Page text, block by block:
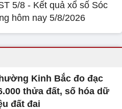
5/8 - Kết quả xổ số Sóc
hôm nay 5/8/2026
Kinh Bắc đo đạc
thửa đất, số hóa dữ
đất đai